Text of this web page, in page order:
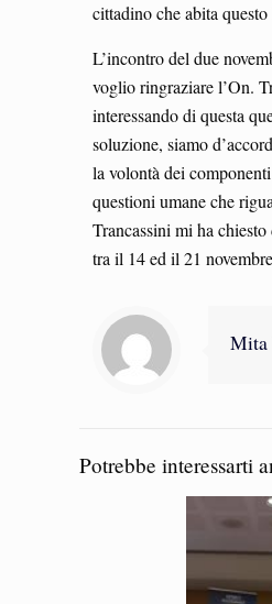
cittadino che abita questo
L’incontro del due
voglio ringraziare l’On.
interessando di questa
soluzione, siamo
la volontà dei
questioni umane che
Trancassini mi ha
tra il 14 ed il 21
Mita
Potrebbe interessarti